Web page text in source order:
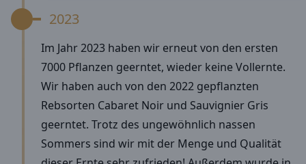
2023
Im Jahr 2023 haben wir erneut von den ersten
7000 Pflanzen geerntet, wieder keine Vollernte.
Wir haben auch von den 2022 gepflanzten
Rebsorten Cabaret Noir und Sauvignier Gris
geerntet. Trotz des ungewöhnlich nassen
Sommers sind wir mit der Menge und Qualität